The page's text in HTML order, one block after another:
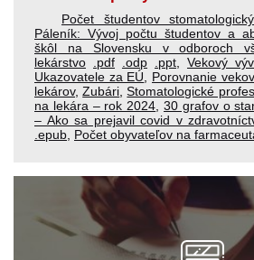
Počet študentov
Páleník: Vývoj počtu študentov a
škôl na Slovensku v odboroch
lekárstvo
.pdf .odp .ppt Vekový
Ukazovatele za EÚ
Porovnanie
lekárov,Zubári ,Stomatologické
na lekára – rok 2024 ,30 grafov o
– Ako sa prejavil covid v
.epub Počet obyvateľov na